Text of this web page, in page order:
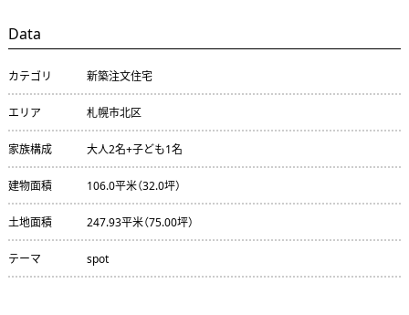
Data
カテゴリ 新築注文住宅
エリア 札幌市北区
家族構成 大人2名+子ども1名
建物面積 106.0平米（32.0坪）
土地面積 247.93平米（75.00坪）
テーマ spot